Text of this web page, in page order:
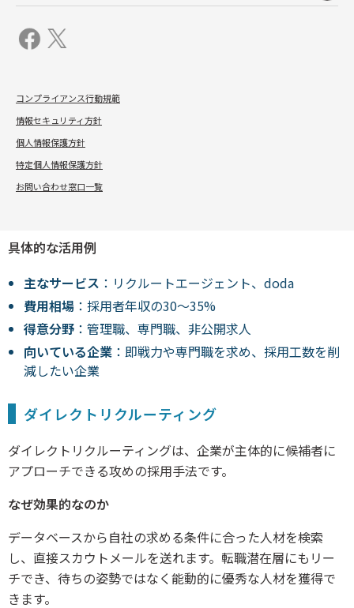
コンプライアンス行動規範
情報セキュリティ方針
個人情報保護方針
特定個人情報保護方針
お問い合わせ窓口一覧
人材紹介(エージェント)は、質の高い候補者を効率的に採用
できる手法です。
専門のキャリアアドバイザーが企業のニーズに合った人材
を厳選して紹介します。ミスマッチが少なく、採用担当者
の負担も軽減されます。成功報酬型のため、初期費用がか
かりません。
実際に、あるITベンチャー企業では、わずか1ヶ月で即戦力
具体的な活用例
主なサービス ：リクルートエージェント、doda
費用相場 ：採用者年収の30～35%
得意分野 ：管理職、専門職、非公開求人
向いている企業 ：即戦力や専門職を求め、採用工数を削
減したい企業
ダイレクトリクルーティング
ダイレクトリクルーティングは、企業が主体的に候補者に
アプローチできる攻めの採用手法です。
なぜ効果的なのか
データベースから自社の求める条件に合った人材を検索
し、直接スカウトメールを送れます。転職潜在層にもリー
チでき、待ちの姿勢ではなく能動的に優秀な人材を獲得で
きます。